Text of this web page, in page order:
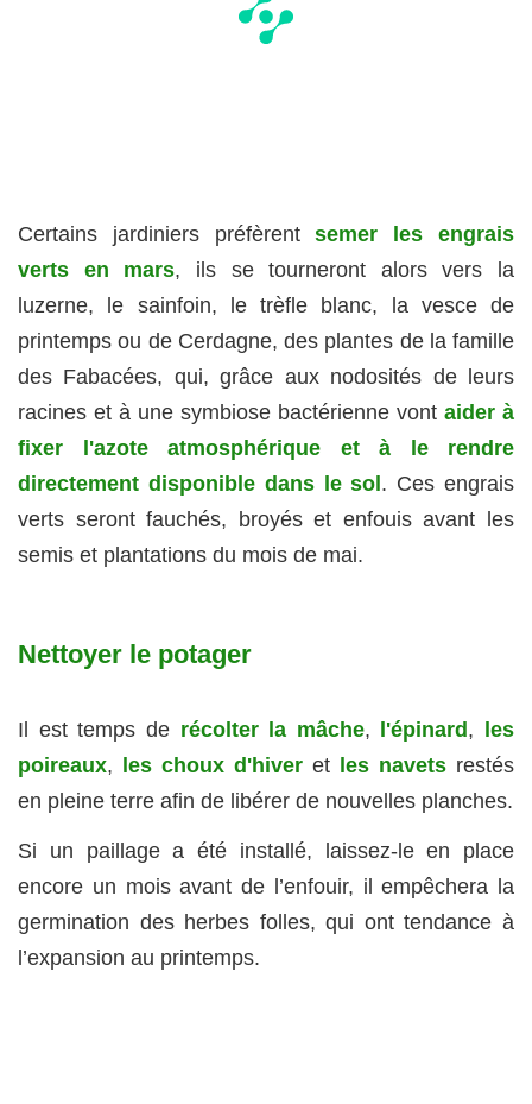
Certains jardiniers préfèrentsemer les engrais
verts en mars, ils se tourneront alors vers la
luzerne, le sainfoin, le trèfle blanc, la vesce de
printemps ou de Cerdagne, des plantes de la famille
des Fabacées, qui, grâce aux nodosités de leurs
racines et à une symbiose bactérienne vont aider à
fixer l'azote atmosphérique et à le rendre
directement disponible dans le sol . Ces engrais
verts seront fauchés, broyés et enfouis avant les
semis et plantations du mois de mai.
Nettoyer le potager
Il est temps de récolter la mâche, l'épinard, les
poireaux, les choux d'hiver et les navets restés
en pleine terre afin de libérer de nouvelles planches.
Si un paillage a été installé, laissez-le en place
encore un mois avant de l’enfouir, il empêchera la
germination des herbes folles, qui ont tendance à
l’expansion au printemps.